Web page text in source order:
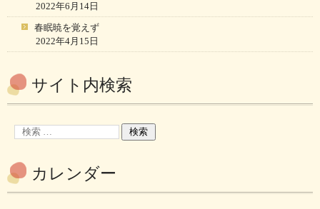
2022年6月14日
春眠暁を覚えず
2022年4月15日
サイト内検索
カレンダー